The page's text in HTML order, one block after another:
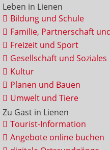
Leben in Lienen
Bildung und Schule
Familie, Partnerschaft
Freizeit und Sport
Gesellschaft und Soziales
Kultur
Planen und Bauen
Umwelt und Tiere
Zu Gast in Lienen
Tourist-Information
Angebote online buchen